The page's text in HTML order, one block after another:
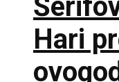
Hari